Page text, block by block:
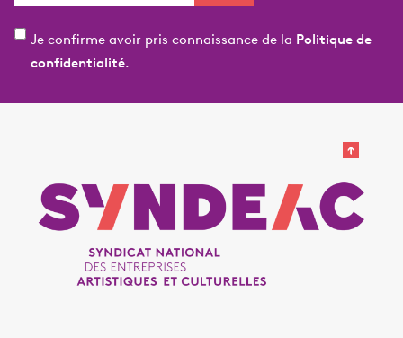
Je confirme avoir pris connaissance de la Politique de
confidentialité.